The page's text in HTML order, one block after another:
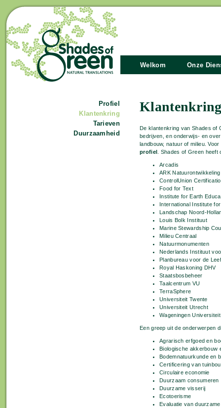
Welkom Onze
Profiel
Klantenkring
Tarieven
Duurzaamheid
De klantenkring van Shades of
bedrijven, en onderwijs- en
landbouw, natuur of milieu. Voor
profiel . Shades of Green
Arcadis
ARK Natuurontwikkeling
ControlUnion
Food for Text
Institute for Earth
International Institute
Landschap Noord-
Louis Bolk Instituut
Marine Stewardship
Milieu Centraal
Natuurmonumenten
Nederlands Instituut
Planbureau voor de
Royal Haskoning DHV
Staatsbosbeheer
Taalcentrum VU
TerraSphere
Universiteit Twente
Universiteit Utrecht
Wageningen Universiteit
Een greep uit de onderwerpen
Agrarisch erfgoed en
Biologische akkerbouw
Bodemnatuurkunde en
Certificering van
Circulaire economie
Duurzaam consumeren
Duurzame visserij
Ecotoerisme
Evaluatie van